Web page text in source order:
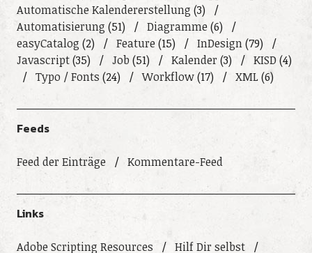
Automatische Kalendererstellung (3)
Automatisierung (51) Diagramme(6)
easyCatalog (2) Feature(15) InDesign(79)
Javascript(35) Job (51) Kalender(3) KISD(4)
Typo / Fonts (24) Workflow(17) XML(6)
Feeds
Feed der Einträge Kommentare-Feed
Links
Adobe Scripting Resources Hilf Dir selbst